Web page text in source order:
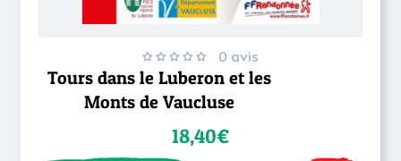
0 avis
Tours dans le Luberon et les
Monts de Vaucluse
18,40€